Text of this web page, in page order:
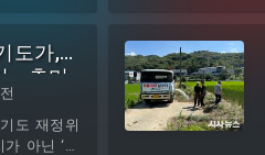
도가,
… 추미
개편
도 재정위
아닌 ‘낡